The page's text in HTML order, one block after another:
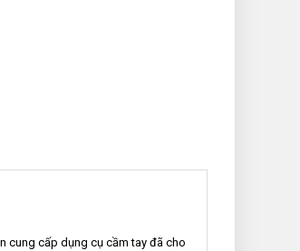
cung cấp dụng cụ cầm tay đã cho